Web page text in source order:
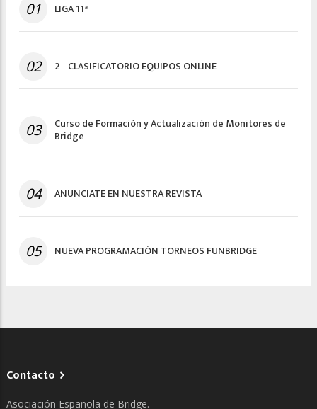
01 LIGA 11ª
02 2º CLASIFICATORIO EQUIPOS ONLINE
03 Curso de Formación y Actualización de Monitores de
Bridge
04 ANUNCIATE EN NUESTRA REVISTA
05 NUEVA PROGRAMACIÓN TORNEOS FUNBRIDGE
Contacto
Asociación Española de Bridge.